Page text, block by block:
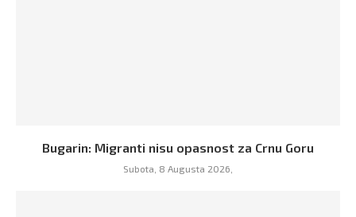
Bugarin: Migranti nisu opasnost za Crnu Goru
Subota, 8 Augusta 2026,